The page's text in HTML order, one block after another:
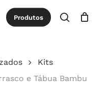
Produtos
procurar
Close
Kits
e Tábua Bambu